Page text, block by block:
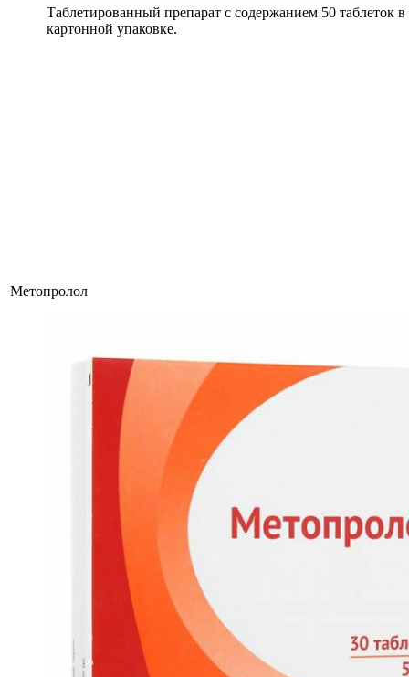
Таблетированный препарат с содержанием 50 таблеток
картонной упаковке.
Метопролол